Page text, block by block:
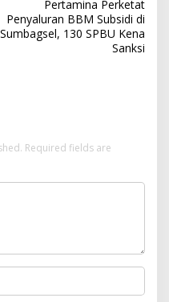
Pertamina Perketat
Penyaluran BBM Subsidi di
Sumbagsel, 130 SPBU Kena
Sanksi
Required fields are